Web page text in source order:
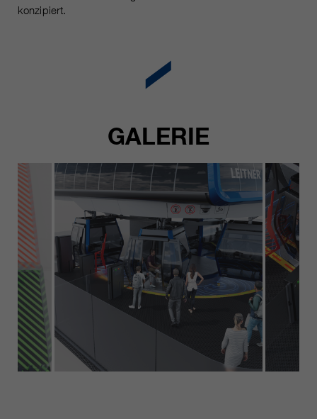
konzipiert.
GALERIE